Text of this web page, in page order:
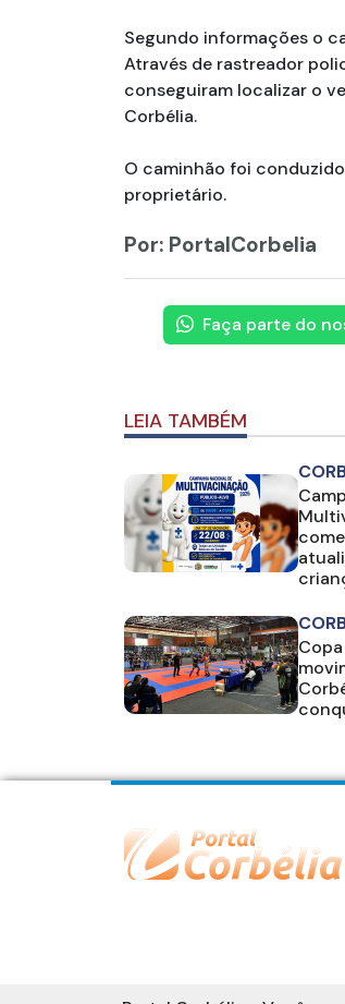
Segundo informações o
Através de rastreador
conseguiram localizar o
Corbélia.
O caminhão foi
proprietário.
Por: PortalCorbelia
Faça parte do
LEIA TAMBÉM